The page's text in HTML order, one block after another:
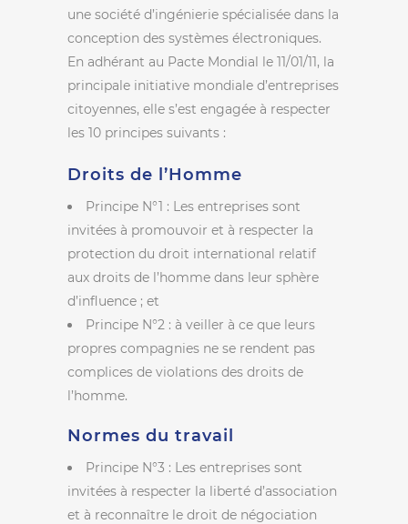
une société d’ingénierie spécialisée dans la
conception des systèmes électroniques.
En adhérant au Pacte Mondial le 11/01/11, la
principale initiative mondiale d’entreprises
citoyennes, elle s’est engagée à respecter
les 10 principes suivants :
Droits de l’Homme
Principe N°1 : Les entreprises sont
invitées à promouvoir et à respecter la
protection du droit international relatif
aux droits de l’homme dans leur sphère
d’influence ; et
Principe N°2 : à veiller à ce que leurs
propres compagnies ne se rendent pas
complices de violations des droits de
l’homme.
Normes du travail
Principe N°3 : Les entreprises sont
invitées à respecter la liberté d’association
et à reconnaître le droit de négociation